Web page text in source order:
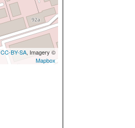
CC-BY-SA, Imagery ©
Mapbox